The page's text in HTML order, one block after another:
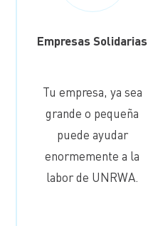
Empresas Solidarias
Tu empresa, ya sea
grande o pequeña
puede ayudar
enormemente a la
labor de UNRWA.